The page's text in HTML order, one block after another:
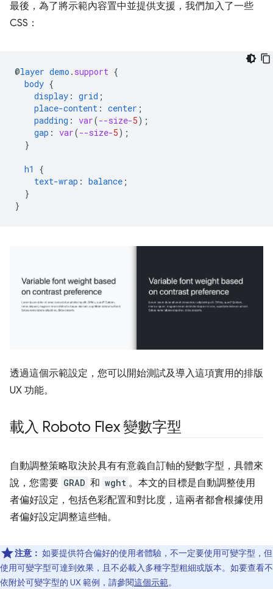
最後，為了將示範內容置中並提供支援，我們加入了一些
CSS：
@layer demo . support {
body {
display : grid ;
place-content : center ;
padding : var(--size-5);
gap : var(--size-5);
}
h1
{
text-wrap : balance ;
}
}
透過這個示範設定，您可以開始測試及導入這項實用的排版
UX 功能。
載入 Roboto Flex 變數字型
自動調整策略取決於具有有意義自訂軸的變數字型，具體來
說，您需要 GRAD 和 wght 。本文的目標是自動調整使用
者偏好設定，包括色彩配置和對比度，這兩者都會根據使用
者偏好設定調整這些軸。
注意： 如要提供符合偏好的使用者體驗，不一定要使用可變字型，但
使用可變字型可達到效果，且不必載入多種字型粗細或版本。如要查看不
依附於可變字型的 UX 範例，請參閱這個示範。